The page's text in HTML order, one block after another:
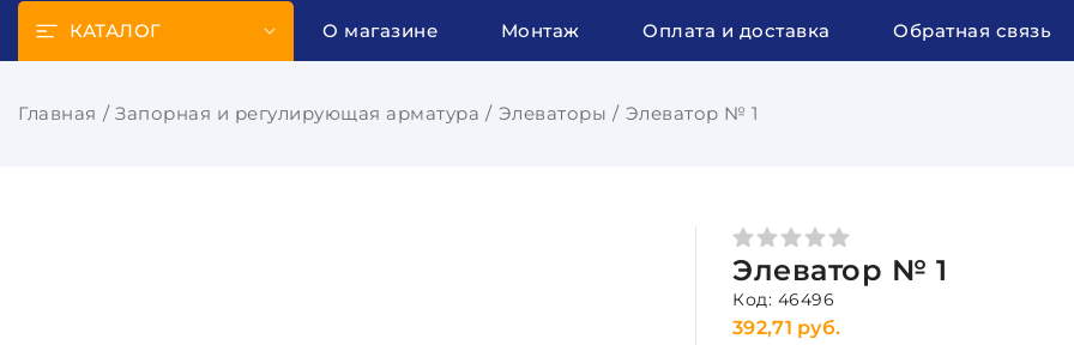
КАТАЛОГ О магазине Монтаж Оплата и доставка Обратная связь
Главная Запорная и регулирующая арматура Элеваторы Элеватор № 1
Элеватор № 1
Код: 46496
392,71 руб.